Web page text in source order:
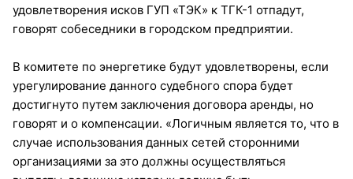
удовлетворения исков ГУП «ТЭК» к ТГК-1 отпадут,
говорят собеседники в городском предприятии.
В комитете по энергетике будут удовлетворены, если
урегулирование данного судебного спора будет
достигнуто путем заключения договора аренды, но
говорят и о компенсации. «Логичным является то, что в
случае использования данных сетей сторонними
организациями за это должны осуществляться